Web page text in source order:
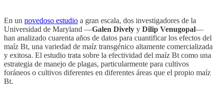
En un novedoso estudio a gran escala, dos investigadores de la
Universidad de Maryland —Galen Dively y Dilip Venugopal—
han analizado cuarenta años de datos para cuantificar los efectos del
maíz Bt, una variedad de maíz transgénico altamente comercializada
y exitosa. El estudio trata sobre la efectividad del maíz Bt como una
estrategia de manejo de plagas, particularmente para cultivos
foráneos o cultivos diferentes en diferentes áreas que el propio maíz
Bt.